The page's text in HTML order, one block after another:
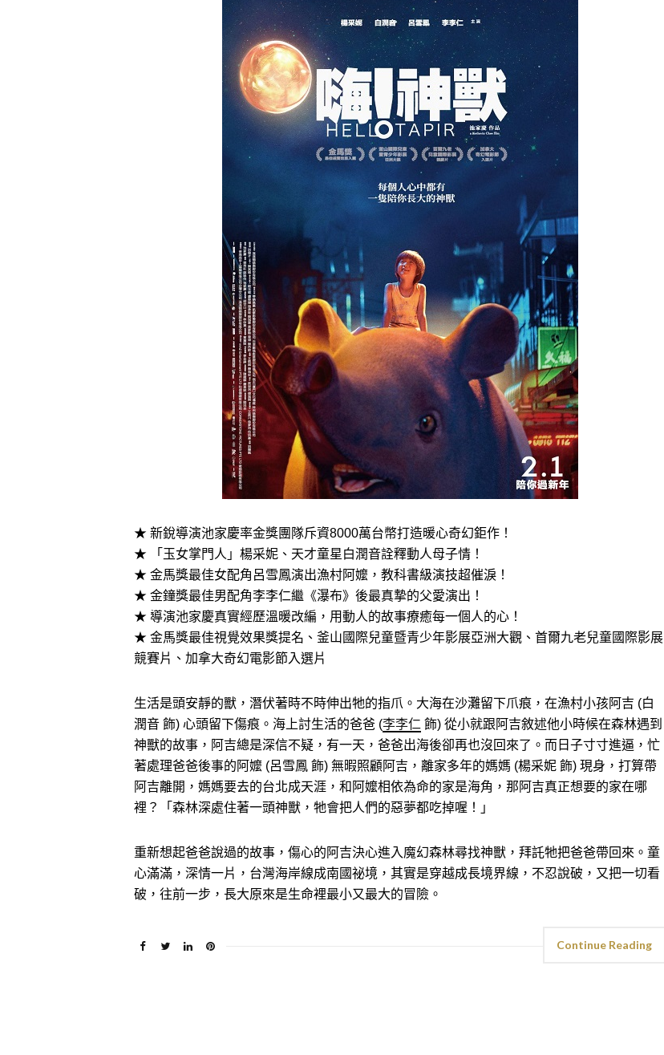
★ 新銳導演池家慶率金獎團隊斥資8000萬台幣打造暖心奇幻鉅作！
★ 「玉女掌門人」楊采妮、天才童星白潤音詮釋動人母子情！
★ 金馬獎最佳女配角呂雪鳳演出漁村阿嬤，教科書級演技超催淚！
★ 金鐘獎最佳男配角李李仁繼《瀑布》後最真摯的父愛演出！
★ 導演池家慶真實經歷溫暖改編，用動人的故事療癒每一個人的心！
★ 金馬獎最佳視覺效果獎提名、釜山國際兒童暨青少年影展亞洲大觀、首爾九老兒童國際影展
競賽片、加拿大奇幻電影節入選片
生活是頭安靜的獸，潛伏著時不時伸出牠的指爪。大海在沙灘留下爪痕，在漁村小孩阿吉 (白
潤音 飾) 心頭留下傷痕。海上討生活的爸爸 (李李仁 飾) 從小就跟阿吉敘述他小時候在森林遇到
神獸的故事，阿吉總是深信不疑，有一天，爸爸出海後卻再也沒回來了。而日子寸寸進逼，忙
著處理爸爸後事的阿嬤 (呂雪鳳 飾) 無暇照顧阿吉，離家多年的媽媽 (楊采妮 飾) 現身，打算帶
阿吉離開，媽媽要去的台北成天涯，和阿嬤相依為命的家是海角，那阿吉真正想要的家在哪
裡？「森林深處住著一頭神獸，牠會把人們的惡夢都吃掉喔！」
重新想起爸爸說過的故事，傷心的阿吉決心進入魔幻森林尋找神獸，拜託牠把爸爸帶回來。童
心滿滿，深情一片，台灣海岸線成南國祕境，其實是穿越成長境界線，不忍說破，又把一切看
破，往前一步，長大原來是生命裡最小又最大的冒險。
Continue Reading